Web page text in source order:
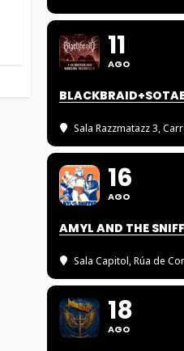
11
AGO
Sala Razzmatazz 3,
16
AGO
AMYL AND THE
Sala Capitol, Rúa de
18
AGO